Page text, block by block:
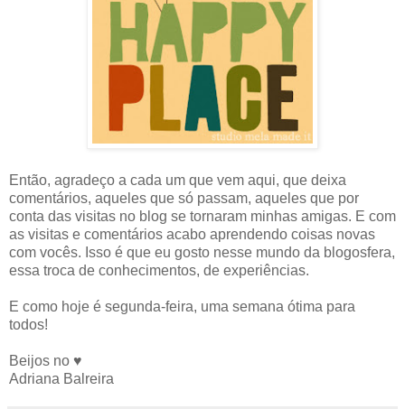
Então, agradeço a cada um que vem aqui, que deixa
comentários, aqueles que só passam, aqueles que por
conta das visitas no blog se tornaram minhas amigas. E com
as visitas e comentários acabo aprendendo coisas novas
com vocês. Isso é que eu gosto nesse mundo da blogosfera,
essa troca de conhecimentos, de experiências.
E como hoje é segunda-feira, uma semana ótima para
todos!
Beijos no ♥
Adriana Balreira